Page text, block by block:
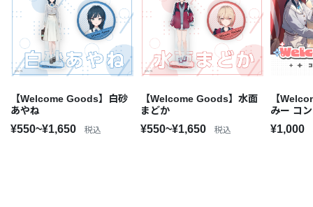
【Welcome Goods】白砂
あやね
¥550~¥1,650 税込
【Welcome Goods】水面
まどか
¥550~¥1,650 税込
【
みー コ
¥1,000